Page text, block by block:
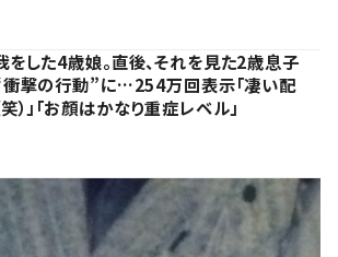
をした4歳娘。直後、それを見た2歳息子
撃の行動”に…254万回表示「凄い配
笑）」「お顔はかなり重症レベル」